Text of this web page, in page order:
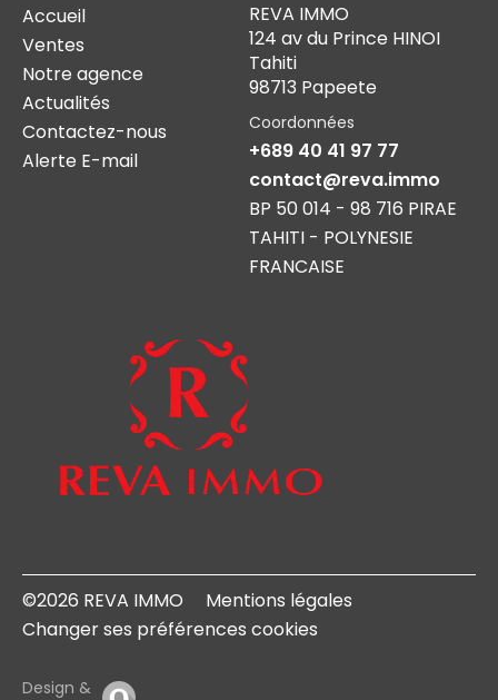
Accueil
Ventes
Notre agence
Actualités
Contactez-nous
Alerte E-mail
REVA IMMO
124 av du Prince HINOI
Tahiti
98713 Papeete
Coordonnées
+689 40 41 97 77
contact@reva.immo
BP 50 014 - 98 716 PIRAE
TAHITI - POLYNESIE
FRANCAISE
©2026 REVA IMMO
Mentions légales
Changer ses préférences cookies
Design &